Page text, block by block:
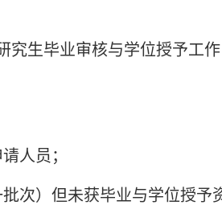
究生毕业审核与学位授予工
人员；
次）但未获毕业与学位授予